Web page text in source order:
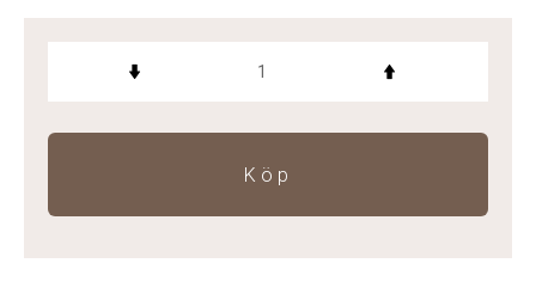
Köp